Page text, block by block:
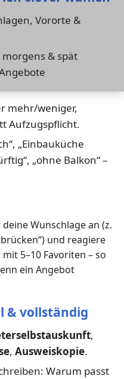
Vororte &
morgens & spät
mehr/weniger,
Aufzugspflicht.
„Einbauküche
„ohne Balkon“ –
Wunschlage an (z.
und reagiere
5–10 Favoriten – so
ein Angebot
& vollständig
,
, Ausweiskopie.
Warum passt